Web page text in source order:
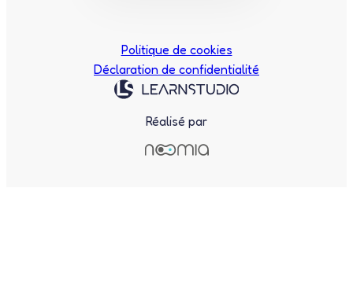
Politique de cookies
Déclaration de confidentialité
Réalisé par